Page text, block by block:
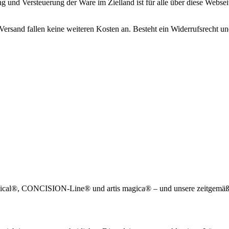
Versteuerung der Ware im Zielland ist für alle über diese
fallen keine weiteren Kosten an. Besteht ein Widerrufsrecht
CONCISION-Line® und artis magica® – und unsere